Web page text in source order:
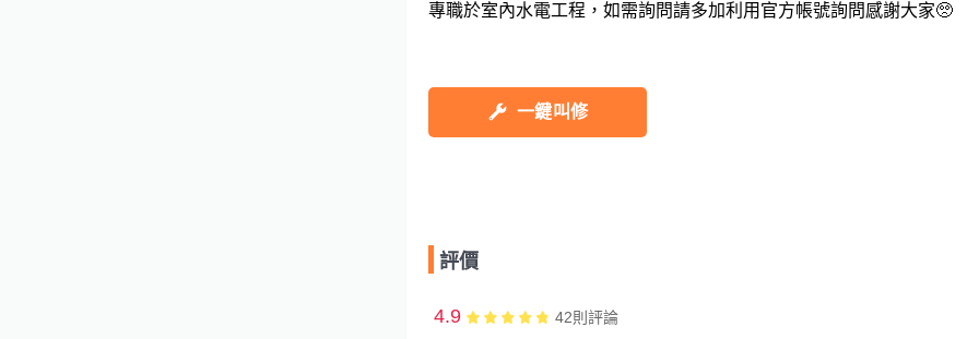
專職於室內水電工程，如需詢問請多加利用官方帳號詢問感謝大家🥺
一鍵叫修
評價
4.9 42則評論